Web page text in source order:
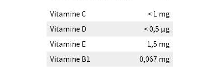
Vitamine C
< 1 mg
Vitamine D
< 0,5 µg
Vitamine E
1,5 mg
Vitamine B1
0,067 mg